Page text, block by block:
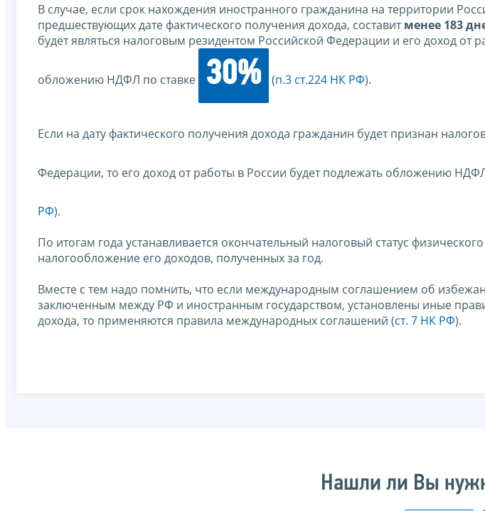
В случае, если срок нахождения иностранного гражданина на территории
предшествующих дате фактического получения дохода, составитменее 183
будет являться налоговым резидентом Российской Федерации и его доход от
обложению НДФЛ по ставке 30% (п.3 ст.224 НК РФ).
Если на дату фактического получения дохода гражданин будет признан
Федерации, то его доход от работы в России будет подлежать обложению
РФ).
По итогам года устанавливается окончательный налоговый статус
налогообложение его доходов, полученных за год.
Вместе с тем надо помнить, что если международным соглашением об
заключенным между РФ и иностранным государством, установлены иные
дохода, то применяются правила международных соглашений (ст. 7 НК РФ).
Нашли ли Вы